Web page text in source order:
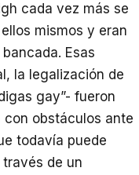
cada vez más se
mismos y eran
Esas
la legalización de
gay”- fueron
con obstáculos ante
todavía puede
de un